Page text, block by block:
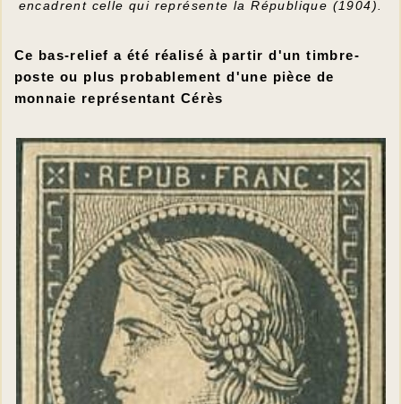
encadrent celle qui représente la République (1904).
Ce bas-relief a été réalisé à partir d'un timbre-
poste ou plus probablement d'une pièce de
monnaie représentant Cérès